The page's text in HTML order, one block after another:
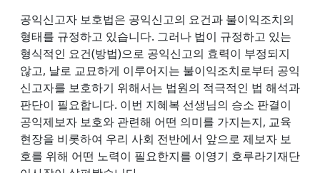
공익신고자 보호법은 공익신고의 요건과 불이익조치의
형태를 규정하고 있습니다. 그러나 법이 규정하고 있는
형식적인 요건(방법)으로 공익신고의 효력이 부정되지
않고, 날로 교묘하게 이루어지는 불이익조치로부터 공익
신고자를 보호하기 위해서는 법원의 적극적인 법 해석과
판단이 필요합니다. 이번 지혜복 선생님의 승소 판결이
공익제보자 보호와 관련해 어떤 의미를 가지는지, 교육
현장을 비롯하여 우리 사회 전반에서 앞으로 제보자 보
호를 위해 어떤 노력이 필요한지를 이영기 호루라기재단